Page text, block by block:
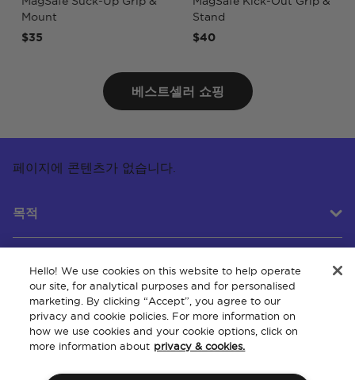
Mount
$35
Stand
$40
베스트셀러 쇼핑
페이지에 콘텐츠가 없습니다.
목적
고객 서비스
회사 소개
Hello! We use cookies on this website to help operate
our site, for analytical purposes and for personalised
marketing. By clicking “Accept”, you agree to our
privacy and cookie policies. For more information on
how we use cookies and your cookie options, click on
more information about privacy & cookies.